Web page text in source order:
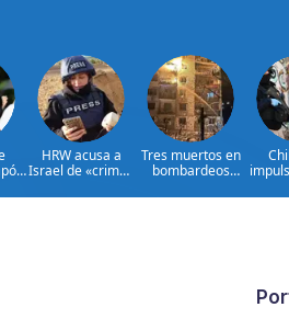
HRW acusa a
Israel de «crimen
periodistas
Tres muertos en
bombardeos
noreste de